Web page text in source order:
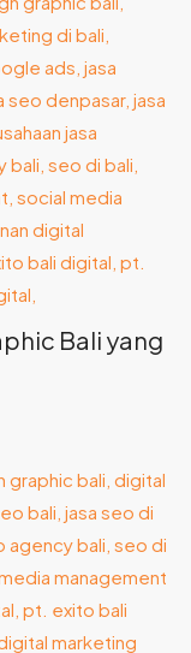
Bali yang